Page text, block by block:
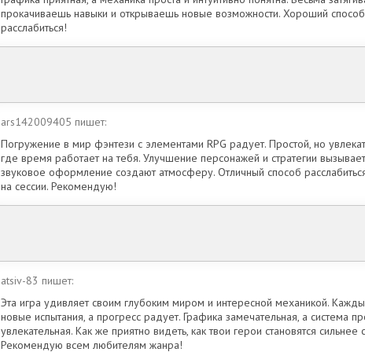
прокачиваешь навыки и открываешь новые возможности. Хороший
расслабиться!
ars142009405 пишет:
Погружение в мир фэнтези с элементами RPG радует. Простой, но
где время работает на тебя. Улучшение персонажей и стратегии
звуковое оформление создают атмосферу. Отличный способ
на сессии. Рекомендую!
atsiv-83 пишет:
Эта игра удивляет своим глубоким миром и интересной механикой.
новые испытания, а прогресс радует. Графика замечательная, а система
увлекательная. Как же приятно видеть, как твои герои становятся
Рекомендую всем любителям жанра!